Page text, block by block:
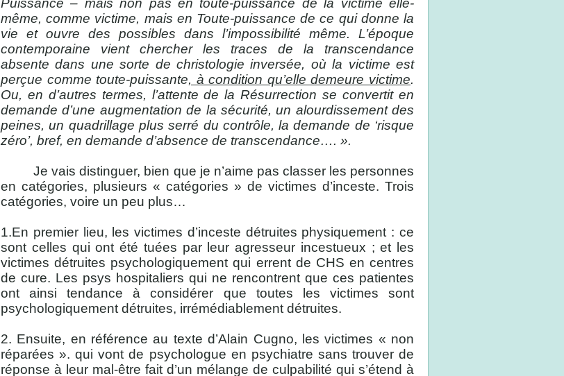
Puissance – mais non pas en toute-puissance de la victime elle-
même, comme victime, mais en Toute-puissance de ce qui donne la
vie et ouvre des possibles dans l’impossibilité même. L’époque
contemporaine vient chercher les traces de la transcendance
absente dans une sorte de christologie inversée, où la victime est
perçue comme toute-puissante, à condition qu’elle demeure victime.
Ou, en d’autres termes, l’attente de la Résurrection se convertit en
demande d’une augmentation de la sécurité, un alourdissement des
peines, un quadrillage plus serré du contrôle, la demande de ‘risque
zéro’, bref, en demande d’absence de transcendance…. ».
Je vais distinguer, bien que je n’aime pas classer les personnes
en catégories, plusieurs « catégories » de victimes d’inceste. Trois
catégories, voire un peu plus…
1.En premier lieu, les victimes d’inceste détruites physiquement : ce
sont celles qui ont été tuées par leur agresseur incestueux ; et les
victimes détruites psychologiquement qui errent de CHS en centres
de cure. Les psys hospitaliers qui ne rencontrent que ces patientes
ont ainsi tendance à considérer que toutes les victimes sont
psychologiquement détruites, irrémédiablement détruites.
2. Ensuite, en référence au texte d’Alain Cugno, les victimes « non
réparées ». qui vont de psychologue en psychiatre sans trouver de
réponse à leur mal-être fait d’un mélange de culpabilité qui s’étend à